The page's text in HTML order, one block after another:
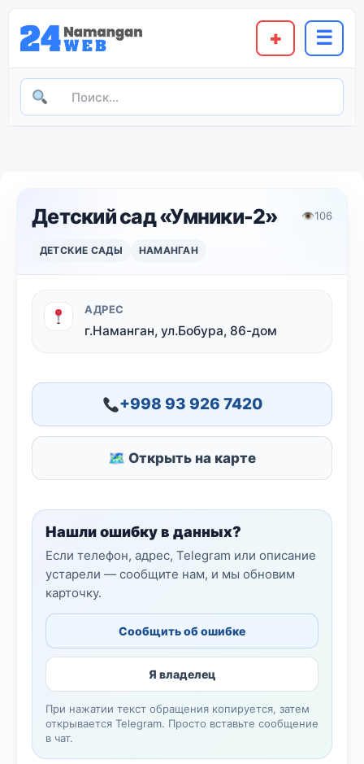
+ ☰
Детский сад «Умники-2» 👁106
ДЕТСКИЕ САДЫ НАМАНГАН
АДРЕС
г.Наманган, ул.Бобура, 86-дом
+998 93 926 7420
🗺 Открыть на карте
Нашли ошибку в данных?
Если телефон, адрес, Telegram или описание
устарели — сообщите нам, и мы обновим
карточку.
Сообщить об ошибке
Я владелец
При нажатии текст обращения копируется, затем
открывается Telegram. Просто вставьте сообщение
в чат.